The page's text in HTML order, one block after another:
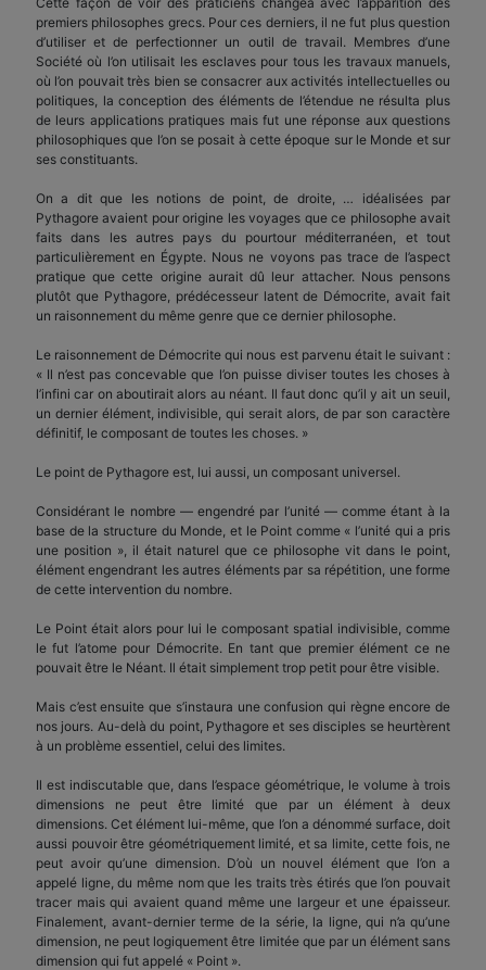
premiers philosophes grecs. Pour ces derniers, il ne fut plus question
d’utiliser et de perfectionner un outil de travail. Membres d’une
Société où l’on utilisait les esclaves pour tous les travaux manuels,
où l’on pouvait très bien se consacrer aux activités intellectuelles ou
politiques, la conception des éléments de l’étendue ne résulta plus
de leurs applications pratiques mais fut une réponse aux questions
philosophiques que l’on se posait à cette époque sur le Monde et sur
ses constituants.
On a dit que les notions de point, de droite, … idéalisées par
Pythagore avaient pour origine les voyages que ce philosophe avait
faits dans les autres pays du pourtour méditerranéen, et tout
particulièrement en Égypte. Nous ne voyons pas trace de l’aspect
pratique que cette origine aurait dû leur attacher. Nous pensons
plutôt que Pythagore, prédécesseur latent de Démocrite, avait fait
un raisonnement du même genre que ce dernier philosophe.
Le raisonnement de Démocrite qui nous est parvenu était le suivant :
« Il n’est pas concevable que l’on puisse diviser toutes les choses à
l’infini car on aboutirait alors au néant. Il faut donc qu’il y ait un seuil,
un dernier élément, indivisible, qui serait alors, de par son caractère
définitif, le composant de toutes les choses. »
Le point de Pythagore est, lui aussi, un composant universel.
Considérant le nombre — engendré par l’unité — comme étant à la
base de la structure du Monde, et le Point comme « l’unité qui a pris
une position », il était naturel que ce philosophe vit dans le point,
élément engendrant les autres éléments par sa répétition, une forme
de cette intervention du nombre.
Le Point était alors pour lui le composant spatial indivisible, comme
le fut l’atome pour Démocrite. En tant que premier élément ce ne
pouvait être le Néant. Il était simplement trop petit pour être visible.
Mais c’est ensuite que s’instaura une confusion qui règne encore de
nos jours. Au-delà du point, Pythagore et ses disciples se heurtèrent
à un problème essentiel, celui des limites.
Il est indiscutable que, dans l’espace géométrique, le volume à trois
dimensions ne peut être limité que par un élément à deux
dimensions. Cet élément lui-même, que l’on a dénommé surface, doit
aussi pouvoir être géométriquement limité, et sa limite, cette fois, ne
peut avoir qu’une dimension. D’où un nouvel élément que l’on a
appelé ligne, du même nom que les traits très étirés que l’on pouvait
tracer mais qui avaient quand même une largeur et une épaisseur.
Finalement, avant-dernier terme de la série, la ligne, qui n’a qu’une
dimension, ne peut logiquement être limitée que par un élément sans
dimension qui fut appelé « Point ».